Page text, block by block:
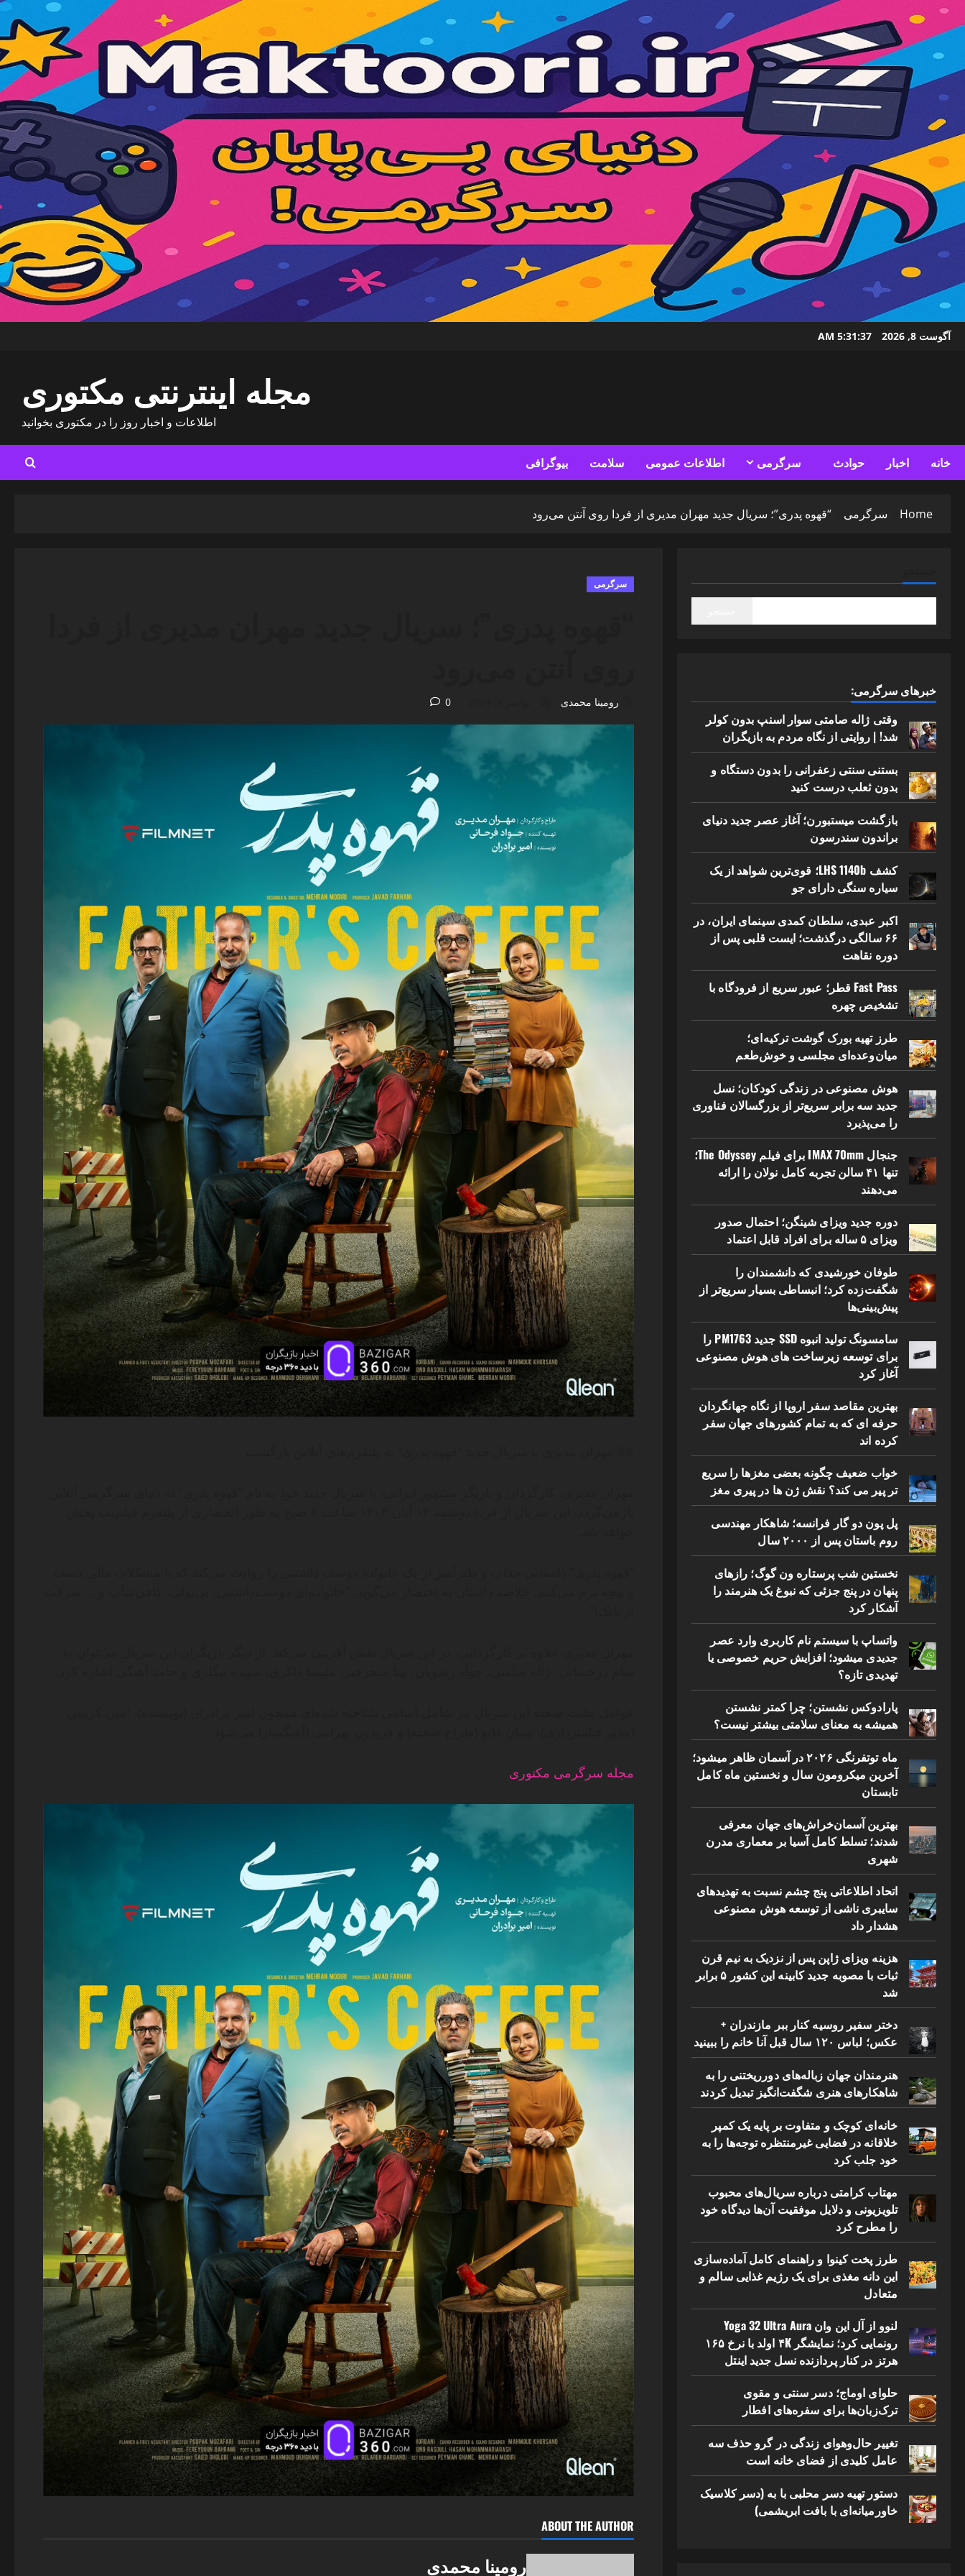
Skipآگوست 8, 2026 5:31:39 AM
مجله اینترنتی مکتوری
اطلاعات و اخبار روز را در مکتوری بخوانید
خانه اخبار حوادث سرگرمی اطلاعات عمومی سلامت بیوگرافی
Home سرگرمی “قهوه پدری”؛ سریال جدید مهران مدیری از فردا روی آنتن می‌رود
سرگرمی
رومینا محمدی 0
مجله سرگرمی مکتوری
ABOUT THE AUTHOR
رومینا محمدی
خبرهای سرگرمی:
وقتی ژاله صامتی سوار اسنپ بدون کولر
شد! | روایتی از نگاه مردم به بازیگران
بستنی سنتی زعفرانی را بدون دستگاه و
بدون ثعلب درست کنید
بازگشت میستبورن؛ آغاز عصر جدید دنیای
براندون سندرسون
کشف LHS 1140b؛ قوی‌ترین شواهد از یک
سیاره سنگی دارای جو
اکبر عبدی، سلطان کمدی سینمای ایران، در
۶۶ سالگی درگذشت؛ ایست قلبی پس از
دوره نقاهت
Fast Pass قطر؛ عبور سریع از فرودگاه با
تشخیص چهره
طرز تهیه بورک گوشت ترکیه‌ای؛
میان‌وعده‌ای مجلسی و خوش‌طعم
هوش مصنوعی در زندگی کودکان؛ نسل
جدید سه برابر سریع‌تر از بزرگسالان فناوری
را می‌پذیرد
جنجال IMAX 70mm برای فیلم The Odyssey؛
تنها ۴۱ سالن تجربه کامل نولان را ارائه
می‌دهند
دوره جدید ویزای شینگن؛ احتمال صدور
ویزای ۵ ساله برای افراد قابل اعتماد
طوفان خورشیدی که دانشمندان را
شگفت‌زده کرد؛ انبساطی بسیار سریع‌تر از
پیش‌بینی‌ها
سامسونگ تولید انبوه SSD جدید PM1763 را
برای توسعه زیرساخت های هوش مصنوعی
آغاز کرد
بهترین مقاصد سفر اروپا از نگاه جهانگردان
حرفه ای که به تمام کشورهای جهان سفر
کرده اند
خواب ضعیف چگونه بعضی مغزها را سریع
تر پیر می کند؟ نقش ژن ها در پیری مغز
پل پون دو گار فرانسه؛ شاهکار مهندسی
روم باستان پس از ۲۰۰۰ سال
نخستین شب پرستاره ون گوگ؛ رازهای
پنهان در پنج جزئی که نبوغ یک هنرمند را
آشکار کرد
واتساپ با سیستم نام کاربری وارد عصر
جدیدی میشود؛ افزایش حریم خصوصی یا
تهدیدی تازه؟
پارادوکس نشستن؛ چرا کمتر نشستن
همیشه به معنای سلامتی بیشتر نیست؟
ماه توتفرنگی ۲۰۲۶ در آسمان ظاهر میشود؛
آخرین میکرومون سال و نخستین ماه کامل
تابستان
بهترین آسمان‌خراش‌های جهان معرفی
شدند؛ تسلط کامل آسیا بر معماری مدرن
شهری
اتحاد اطلاعاتی پنج چشم نسبت به تهدیدهای
سایبری ناشی از توسعه هوش مصنوعی
هشدار داد
هزینه ویزای ژاپن پس از نزدیک به نیم قرن
ثبات با مصوبه جدید کابینه این کشور ۵ برابر
شد
دختر سفیر روسیه کنار ببر مازندران +
عکس؛ لباس ۱۲۰ سال قبل آنا خانم را ببینید
هنرمندان جهان زباله‌های دورریختنی را به
شاهکارهای هنری شگفت‌انگیز تبدیل کردند
خانه‌ای کوچک و متفاوت بر پایه یک کمپر
خلاقانه در فضایی غیرمنتظره توجه‌ها را به
خود جلب کرد
مهتاب کرامتی درباره سریال‌های محبوب
تلویزیونی و دلایل موفقیت آن‌ها دیدگاه خود
را مطرح کرد
طرز پخت کینوا و راهنمای کامل آماده‌سازی
این دانه مغذی برای یک رژیم غذایی سالم و
متعادل
لنوو از آل این وان Yoga 32 Ultra Aura
رونمایی کرد؛ نمایشگر ۴K اولد با نرخ ۱۶۵
هرتز در کنار پردازنده نسل جدید اینتل
حلوای اوماج؛ دسر سنتی و مقوی
ترک‌زبان‌ها برای سفره‌های افطار
تغییر حال‌وهوای زندگی در گرو حذف سه
عامل کلیدی از فضای خانه است
دستور تهیه دسر محلبی با به (دسر کلاسیک
خاورمیانه‌ای با بافت ابریشمی)